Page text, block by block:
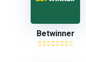
Betwinner